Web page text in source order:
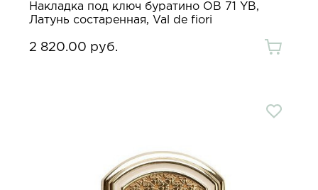
Накладка под ключ буратино OB 71 YB,
Латунь состаренная, Val de fiori
2 820.00 руб.